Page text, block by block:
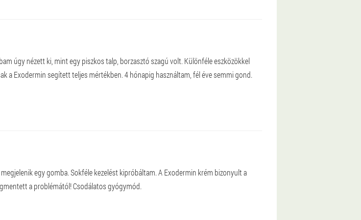
úgy nézett ki, mint egy piszkos talp, borzasztó szagú volt. Különféle eszközökkel
a Exodermin segített teljes mértékben. 4 hónapig használtam, fél éve semmi gond.
egy gomba. Sokféle kezelést kipróbáltam. A Exodermin krém bizonyult a
a problémától! Csodálatos gyógymód.